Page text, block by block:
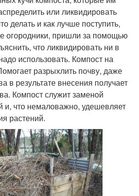
или ликвидировать
делать и как лучше поступить,
огородники, пришли за помощью
что ликвидировать ни в
использовать. Компост на
разрыхлить почву, даже
в результате внесения получает
Компост служит заменой
и, что немаловажно, удешевляет
растений.